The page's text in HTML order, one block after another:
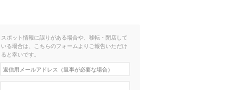
スポット情報に誤りがある場合や、移転・閉店して
いる場合は、こちらのフォームよりご報告いただけ
ると幸いです。